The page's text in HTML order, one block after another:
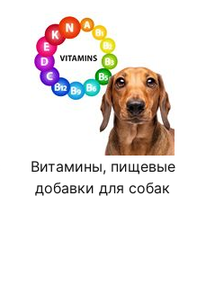
Витамины, пищевые
добавки для собак